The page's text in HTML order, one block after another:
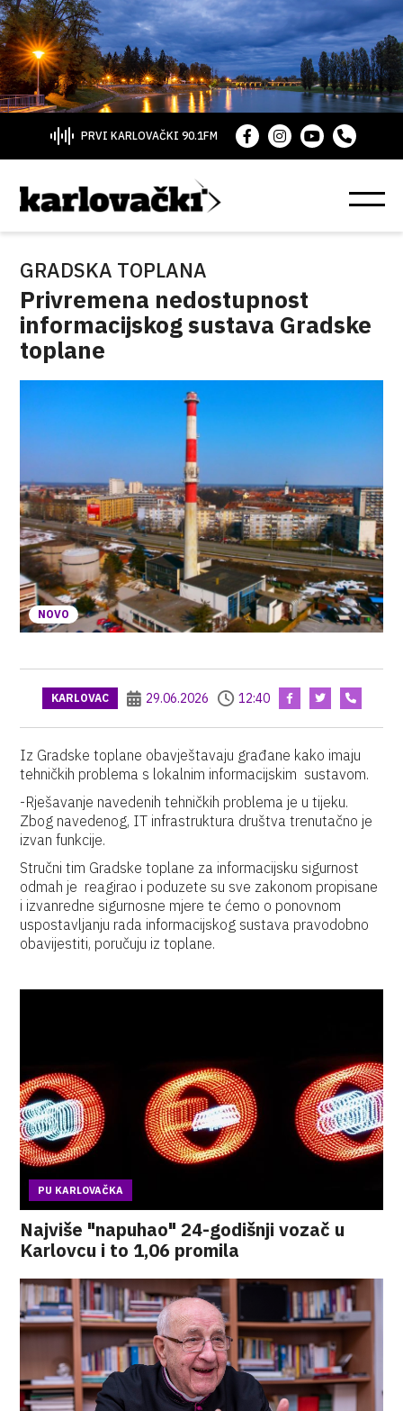
PRVI KARLOVAČKI 90.1FM
GRADSKA TOPLANA
Privremena nedostupnost
informacijskog sustava Gradske
toplane
NOVO
KARLOVAC 29.06.2026 12:40
Iz Gradske toplane obavještavaju građane kako imaju
tehničkih problema s lokalnim informacijskim sustavom.
-Rješavanje navedenih tehničkih problema je u tijeku.
Zbog navedenog, IT infrastruktura društva trenutačno je
izvan funkcije.
Stručni tim Gradske toplane za informacijsku sigurnost
odmah je reagirao i poduzete su sve zakonom propisane
i izvanredne sigurnosne mjere te ćemo o ponovnom
uspostavljanju rada informacijskog sustava pravodobno
obavijestiti, poručuju iz toplane.
PU KARLOVAČKA
Najviše "napuhao" 24-godišnji vozač u
Karlovcu i to 1,06 promila